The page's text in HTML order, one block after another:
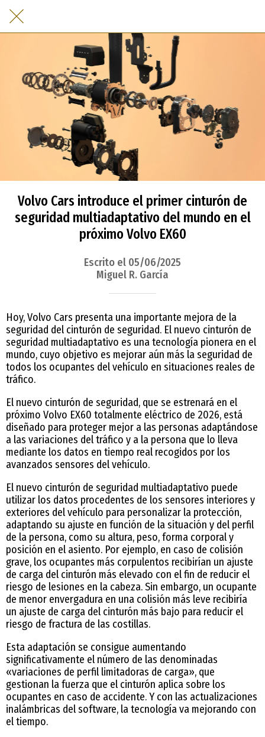
Volvo Cars introduce el primer cinturón de
seguridad multiadaptativo del mundo en el
próximo Volvo EX60
Escrito el 05/06/2025
Miguel R. García
Hoy, Volvo Cars presenta una importante mejora de la
seguridad del cinturón de seguridad. El nuevo cinturón de
seguridad multiadaptativo es una tecnología pionera en el
mundo, cuyo objetivo es mejorar aún más la seguridad de
todos los ocupantes del vehículo en situaciones reales de
tráfico.
El nuevo cinturón de seguridad, que se estrenará en el
próximo Volvo EX60 totalmente eléctrico de 2026, está
diseñado para proteger mejor a las personas adaptándose
a las variaciones del tráfico y a la persona que lo lleva
mediante los datos en tiempo real recogidos por los
avanzados sensores del vehículo.
El nuevo cinturón de seguridad multiadaptativo puede
utilizar los datos procedentes de los sensores interiores y
exteriores del vehículo para personalizar la protección,
adaptando su ajuste en función de la situación y del perfil
de la persona, como su altura, peso, forma corporal y
posición en el asiento. Por ejemplo, en caso de colisión
grave, los ocupantes más corpulentos recibirían un ajuste
de carga del cinturón más elevado con el fin de reducir el
riesgo de lesiones en la cabeza. Sin embargo, un ocupante
de menor envergadura en una colisión más leve recibiría
un ajuste de carga del cinturón más bajo para reducir el
riesgo de fractura de las costillas.
Esta adaptación se consigue aumentando
significativamente el número de las denominadas
«variaciones de perfil limitadoras de carga», que
gestionan la fuerza que el cinturón aplica sobre los
ocupantes en caso de accidente. Y con las actualizaciones
inalámbricas del software, la tecnología va mejorando con
el tiempo.